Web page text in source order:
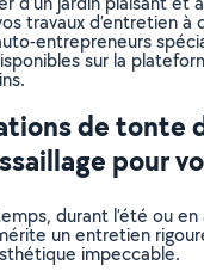
travaux d’entretien à
entrepreneurs
sur la
de tonte
pour
durant l’été ou
un entretien
impeccable.